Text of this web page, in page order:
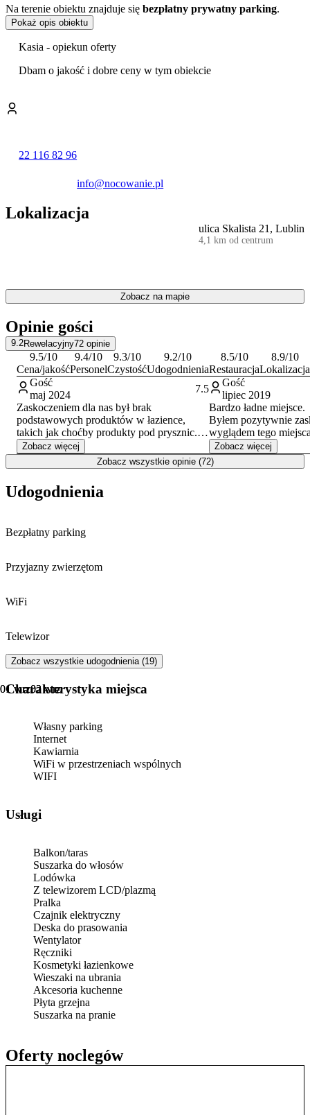
Na terenie obiektu znajduje się bezpłatny prywatny parking.
Goście mogą korzystać z darmowego Wi-Fi w częściach
wspólnych, a także z udogodnień takich jak żelazko, deska do
prasowania i suszarka do włosów. Warto również zaznaczyć, że jest
kawiarnia.
dobrze oceniają czystość, obsługę oraz personel obiektu.
dobre połączenia komunikacyjne pozwalają sprawnie dotrzeć do
Lokalizacja stanowi doskonałą bazę wypadową do odkrywania
uroków miasta. W niewielkiej odległości znajduje się
. Dojazd do historycznego Starego Miasta, Bramy
Krakowskiej, Wieży Trynitarskiej czy Muzeum Narodowego w
kończy o 10:00 w dniu wyjazdu. Obiekt akceptuje płatności w
formie przelewu bankowego.
Pokaż opis obiektu
Kasia - opiekun oferty
Dbam o jakość i dobre ceny w tym obiekcie
22 116 82 96
info@nocowanie.pl
Lokalizacja
ulica Skalista 21, Lublin
4,1 km od centrum
Zobacz na mapie
Opinie gości
9.2Rewelacyjny72 opinie
9.5/10
Cena/jakość
9.4/10
Personel
9.3/10
Czystość
9.2/10
Udogodnienia
8.5/10
Restauracja
8.9/10
Lokalizacja
Gość
maj 2024
7.5
Zaskoczeniem dla nas był brak
podstawowych produktów w łazience,
takich jak choćby produkty pod prysznic.
Niestety woda nie spływała do odpływu,
przez co w łazience robił się mały potop.
Kratka wentylacyjna do pilnego
zaraz zacznie chodzić :)
Zobacz więcej
Gość
lipiec 2019
Bardzo ładne miejsce.
Byłem pozytywnie
wyglądem tego
wyglądało to nawet
Ceny bardzo przystępne.
polecam.
Zobacz więcej
Zobacz wszystkie opinie (72)
01 wrz02 wrz
Oferty noclegów
01 wrz02 wrz
Udogodnienia
Bezpłatny parking
Przyjazny zwierzętom
WiFi
Telewizor
Zobacz wszystkie udogodnienia (19)
Charakterystyka miejsca
Własny parking
Internet
Kawiarnia
WiFi w przestrzeniach wspólnych
WIFI
Usługi
Balkon/taras
Suszarka do włosów
Lodówka
Z telewizorem LCD/plazmą
Pralka
Czajnik elektryczny
Deska do prasowania
Wentylator
Ręczniki
Kosmetyki łazienkowe
Wieszaki na ubrania
Akcesoria kuchenne
Płyta grzejna
Suszarka na pranie